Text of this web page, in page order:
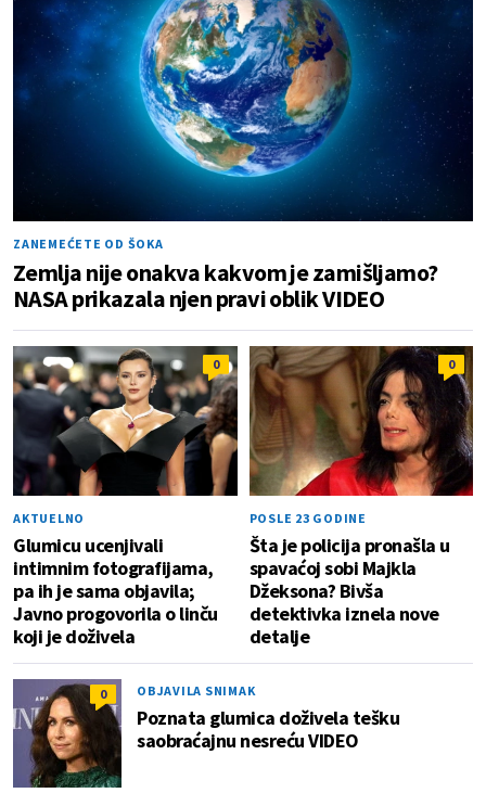
ZANEMEĆETE OD ŠOKA
Zemlja nije onakva kakvom je zamišljamo?
NASA prikazala njen pravi oblik VIDEO
0
AKTUELNO
Glumicu ucenjivali
intimnim fotografijama,
pa ih je sama objavila;
Javno progovorila o linču
koji je doživela
0
POSLE 23 GODINE
Šta je policija pronašla u
spavaćoj sobi Majkla
Džeksona? Bivša
detektivka iznela nove
detalje
0 OBJAVILA SNIMAK
Poznata glumica doživela tešku
saobraćajnu nesreću VIDEO